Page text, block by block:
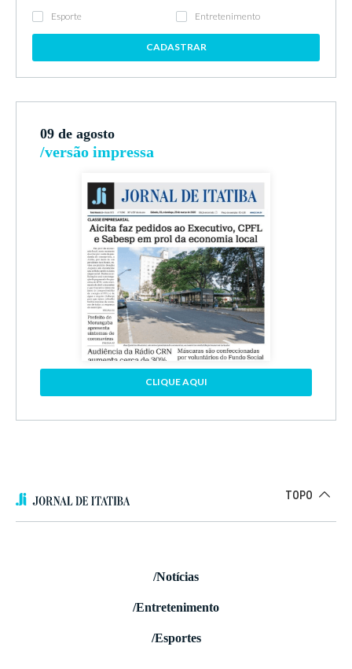
Esporte
Entretenimento
CADASTRAR
09 de agosto
/versão impressa
CLIQUE AQUI
TOPO
/Notícias
/Entretenimento
/Esportes